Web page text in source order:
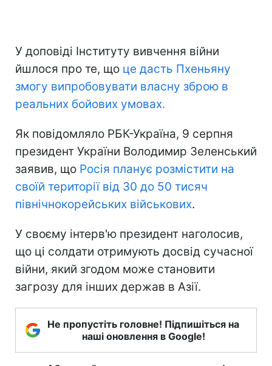
У доповіді Інституту вивчення війни
йшлося про те, що це дасть Пхеньяну
змогу випробовувати власну зброю в
реальних бойових умовах.
Як повідомляло РБК-Україна, 9 серпня
президент України Володимир Зеленський
заявив, що Росія планує розмістити на
своїй території від 30 до 50 тисяч
північнокорейських військових.
У своєму інтерв'ю президент наголосив,
що ці солдати отримують досвід сучасної
війни, який згодом може становити
загрозу для інших держав в Азії.
Не пропустіть головне! Підпишіться на
наші оновлення в Google!